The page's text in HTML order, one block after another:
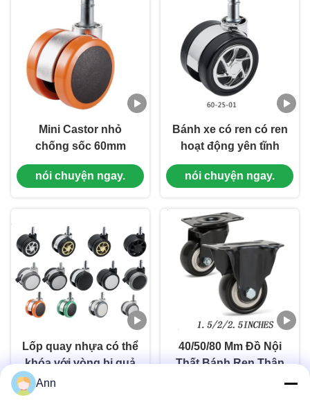
Doors
Mini Castor nhỏ
chống sốc 60mm
hoạt động yên tĩnh
trục trục trục trục trục
nói chuyện ngay.
Bánh xe có ren có ren
hoạt động yên tĩnh
60mm cho đồ nội thất
nói chuyện ngay.
Lốp quay nhựa có thể
khóa với vòng bi quả
cho đồ nội thất và
40/50/80 Mm Đồ Nội
Thất Bánh Ren Thân
Ann